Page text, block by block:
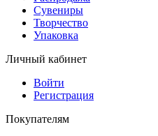
Сувениры
Творчество
Упаковка
Личный кабинет
Войти
Регистрация
Покупателям